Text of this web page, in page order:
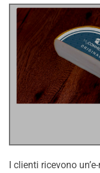
I clienti ricevono